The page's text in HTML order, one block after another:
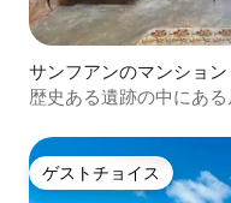
サンフアンのマンション
歴史ある遺跡の中にあ
ゲストチョイス
ゲストチョイス